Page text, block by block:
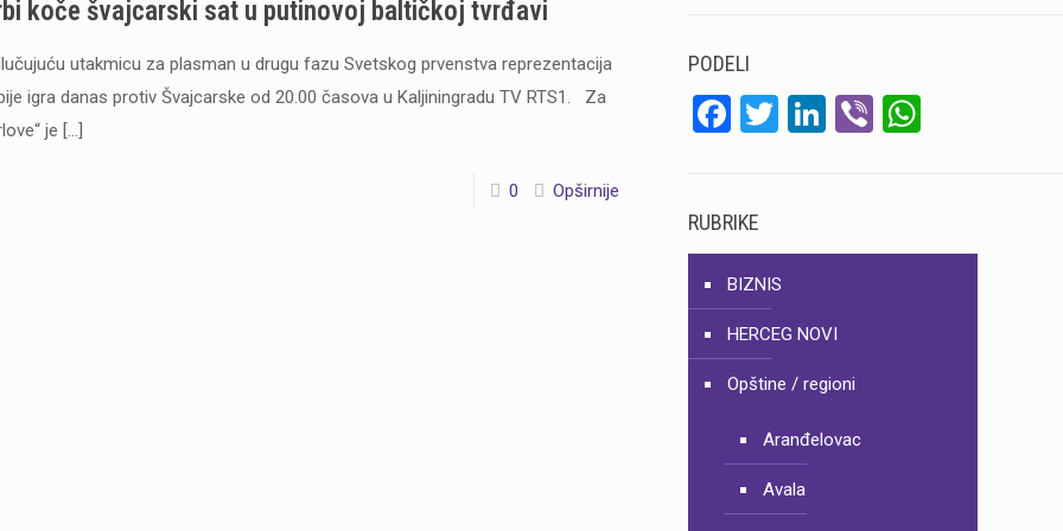
koče švajcarski sat u putinovoj baltičkoj tvrđavi
utakmicu za plasman u drugu fazu Svetskog prvenstva reprezentacija
igra danas protiv Švajcarske od 20.00 časova u Kaljiningradu TV RTS1. Za
je […]
0 Opširnije
PODELI
Facebook
Twitter
LinkedIn
Viber
RUBRIKE
BIZNIS
HERCEG NOVI
Opštine / regioni
Aranđelovac
Avala